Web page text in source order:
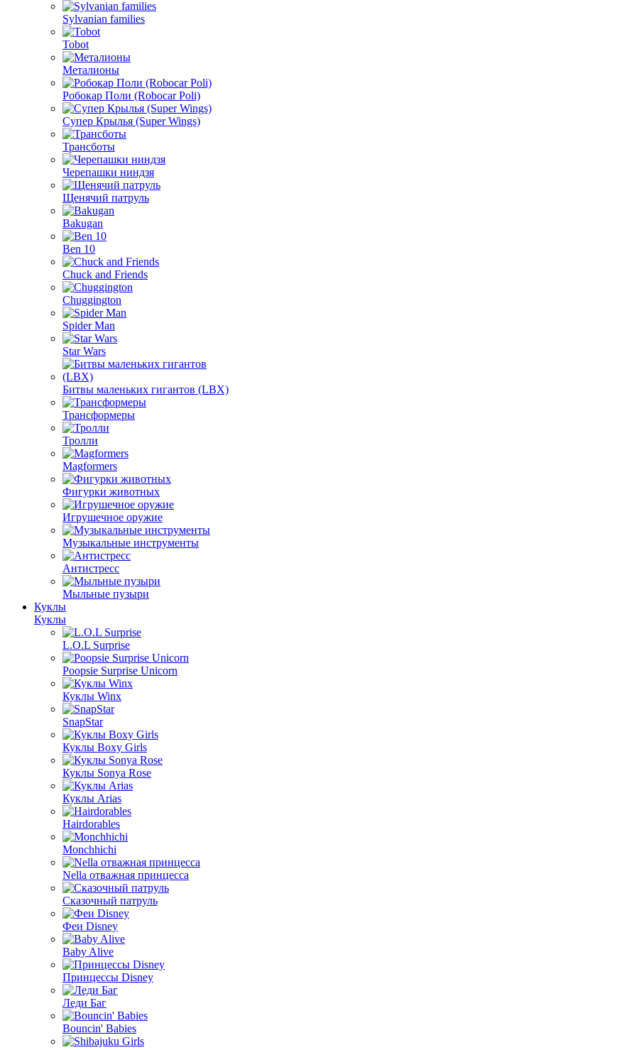
Sylvanian families
Tobot
Металионы
Робокар Поли (Robocar Poli)
Супер Крылья (Super Wings)
Трансботы
Черепашки ниндзя
Щенячий патруль
Bakugan
Ben 10
Chuck and Friends
Chuggington
Spider Man
Star Wars
Битвы маленьких гигантов (LBX)
Трансформеры
Тролли
Magformers
Фигурки животных
Игрушечное оружие
Музыкальные инструменты
Антистресс
Мыльные пузыри
Куклы
Куклы
L.O.L Surprise
Poopsie Surprise Unicorn
Куклы Winx
SnapStar
Куклы Boxy Girls
Куклы Sonya Rose
Куклы Arias
Hairdorables
Monchhichi
Nella отважная принцесса
Сказочный патруль
Феи Disney
Baby Alive
Принцессы Disney
Леди Баг
Bouncin' Babies